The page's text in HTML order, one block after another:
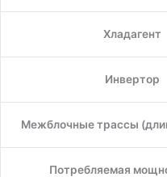
Хладагент
Инвертор
Межблочные трассы
Потребляемая